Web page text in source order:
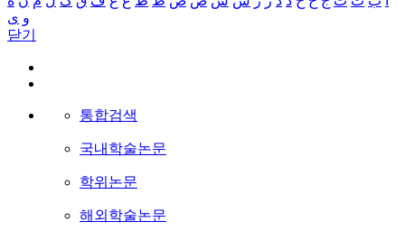
و ی
닫기
통합검색
국내학술논문
학위논문
해외학술논문